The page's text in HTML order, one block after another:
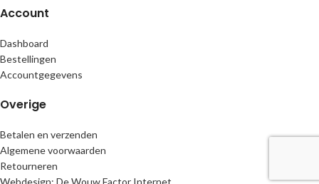
Account
Dashboard
Bestellingen
Accountgegevens
Overige
Betalen en verzenden
Algemene voorwaarden
Retourneren
Webdesign: De Wouw Factor Internet